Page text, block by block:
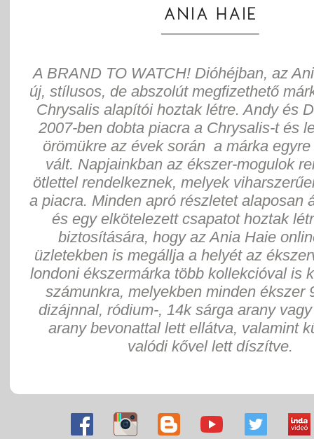
A BRAND TO WATCH! Dióhéjban, az
új, stílusos, de abszolút megfizethető
Chrysalis alapítói hoztak létre. Andy és
2007-ben dobta piacra a Chrysalis-t és
örömükre az évek során a márka egyre
vált. Napjainkban az ékszer-mogulok
ötlettel rendelkeznek, melyek
a piacra. Minden apró részletet alaposan
és egy elkötelezett csapatot hoztak
biztosítására, hogy az Ania Haie
üzletekben is megállja a helyét az
londoni ékszermárka több kollekcióval is
számunkra, melyekben minden ékszer
dizájnnal, ródium-, 14k sárga arany
arany bevonattal lett ellátva, valamint
valódi kővel lett díszítve.